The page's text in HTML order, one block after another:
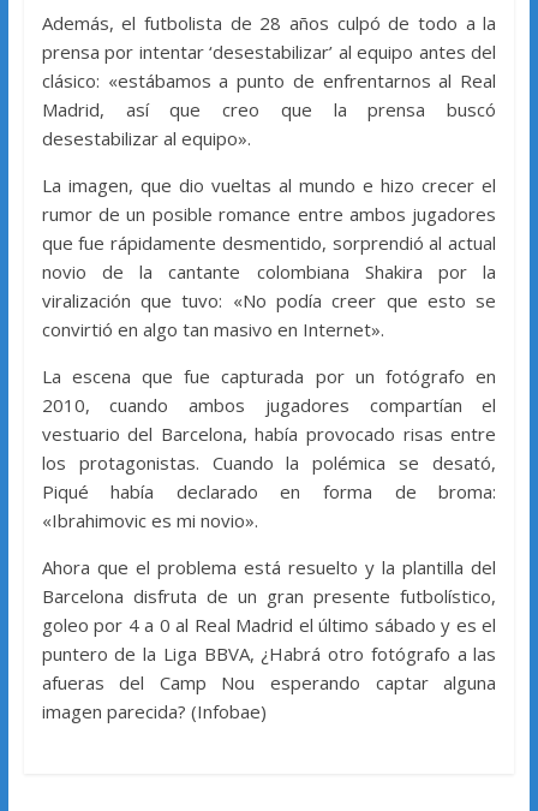
Además, el futbolista de 28 años culpó de todo a la
prensa por intentar ‘desestabilizar’ al equipo antes del
clásico: «estábamos a punto de enfrentarnos al Real
Madrid, así que creo que la prensa buscó
desestabilizar al equipo».
La imagen, que dio vueltas al mundo e hizo crecer el
rumor de un posible romance entre ambos jugadores
que fue rápidamente desmentido, sorprendió al actual
novio de la cantante colombiana Shakira por la
viralización que tuvo: «No podía creer que esto se
convirtió en algo tan masivo en Internet».
La escena que fue capturada por un fotógrafo en
2010, cuando ambos jugadores compartían el
vestuario del Barcelona, había provocado risas entre
los protagonistas. Cuando la polémica se desató,
Piqué había declarado en forma de broma:
«Ibrahimovic es mi novio».
Ahora que el problema está resuelto y la plantilla del
Barcelona disfruta de un gran presente futbolístico,
goleo por 4 a 0 al Real Madrid el último sábado y es el
puntero de la Liga BBVA, ¿Habrá otro fotógrafo a las
afueras del Camp Nou esperando captar alguna
imagen parecida? (Infobae)